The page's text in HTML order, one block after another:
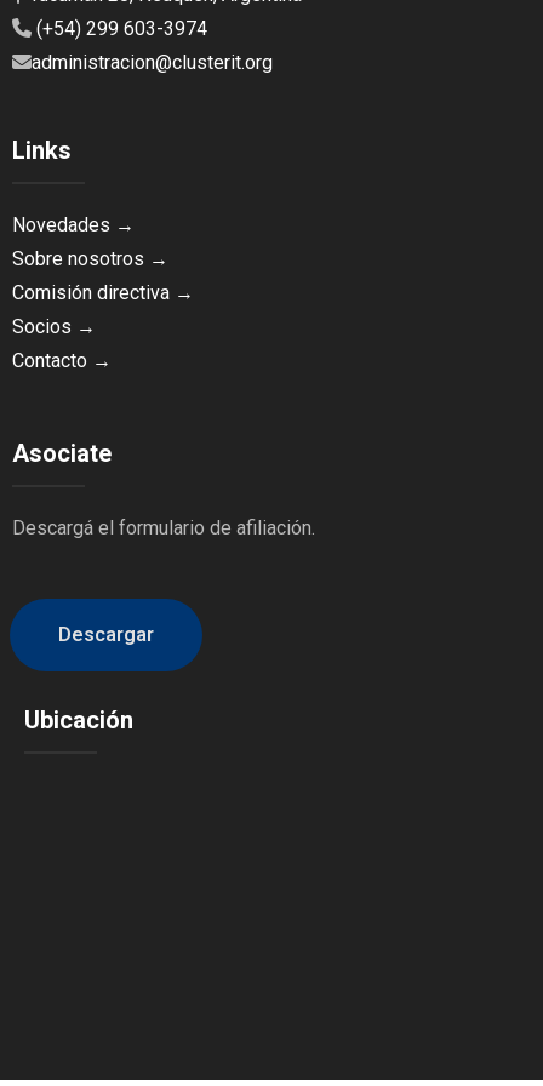
(+54) 299 603-3974
administracion@clusterit.org
Links
Novedades →
Sobre nosotros →
Comisión directiva →
Socios →
Contacto →
Asociate
Descargá el formulario de afiliación.
Descargar
Ubicación